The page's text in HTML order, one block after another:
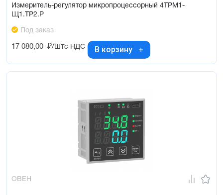
Измеритель-регулятор микропроцессорный 4ТРМ1-
Щ1.ТР2.Р
Под заказ
17 080,00 ₽/штс НДС В корзину
ОВЕН